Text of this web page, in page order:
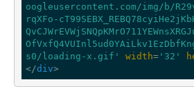
oogleusercontent.com/img/b/
rqXFo-
s0/loading-x.gif'
width= '32'
</div>